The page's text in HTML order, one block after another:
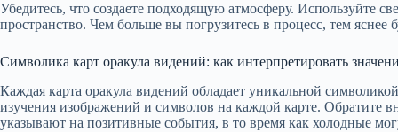
Убедитесь, что создаете подходящую атмосферу. Используйте
пространство. Чем больше вы погрузитесь в процесс, тем яснее
Символика карт оракула видений: как интерпретировать
Каждая карта оракула видений обладает уникальной
изучения изображений и символов на каждой карте. Обратите
указывают на позитивные события, в то время как холодные